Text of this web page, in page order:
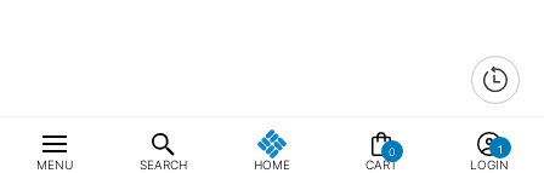
MENU SEARCH HOME
0
CART LOGIN